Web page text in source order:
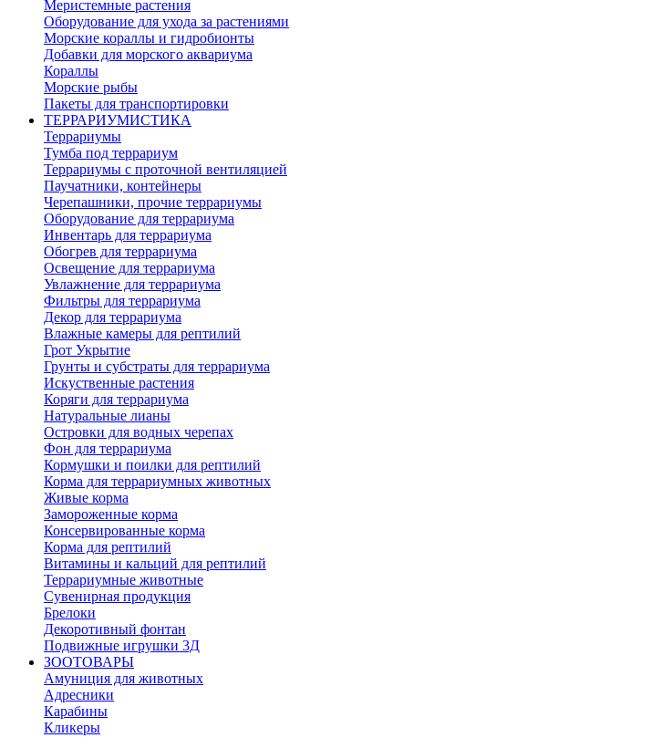
Меристемные растения
Оборудование для ухода за растениями
Морские кораллы и гидробионты
Добавки для морского аквариума
Кораллы
Морские рыбы
Пакеты для транспортировки
ТЕРРАРИУМИСТИКА
Террариумы
Тумба под террариум
Террариумы с проточной вентиляцией
Паучатники, контейнеры
Черепашники, прочие террариумы
Оборудование для террариума
Инвентарь для террариума
Обогрев для террариума
Освещение для террариума
Увлажнение для террариума
Фильтры для террариума
Декор для террариума
Влажные камеры для рептилий
Грот Укрытие
Грунты и субстраты для террариума
Искуственные растения
Коряги для террариума
Натуральные лианы
Островки для водных черепах
Фон для террариума
Кормушки и поилки для рептилий
Корма для террариумных животных
Живые корма
Замороженные корма
Консервированные корма
Корма для рептилий
Витамины и кальций для рептилий
Террариумные животные
Сувенирная продукция
Брелоки
Декоротивный фонтан
Подвижные игрушки 3Д
ЗООТОВАРЫ
Амуниция для животных
Адресники
Карабины
Кликеры